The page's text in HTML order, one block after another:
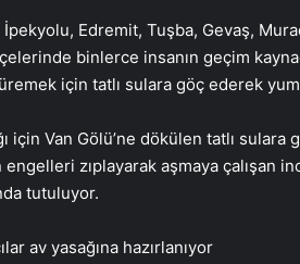
İpekyolu, Edremit, Tuşba, Gevaş,
binlerce insanın geçim
için tatlı sulara göç ederek
için Van Gölü’ne dökülen tatlı sulara
engelleri zıplayarak aşmaya çalışan
tutuluyor.